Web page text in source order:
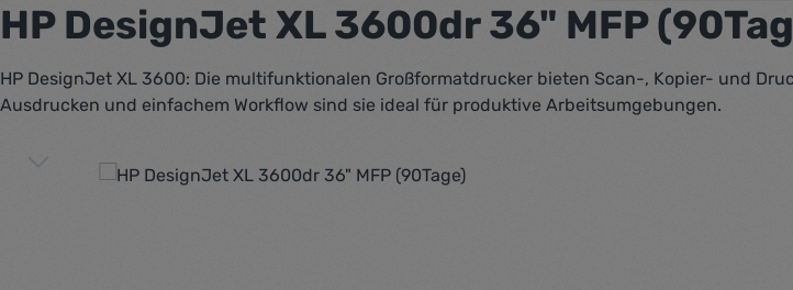
HP DesignJet XL 3600dr 36" MFP
HP DesignJet XL 3600: Die multifunktionalen Großformatdrucker bieten Scan-, Kopier- und
Ausdrucken und einfachem Workflow sind sie ideal für produktive Arbeitsumgebungen.
Bildergalerie überspringen